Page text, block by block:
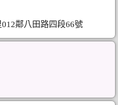
鄰八田路四段66號